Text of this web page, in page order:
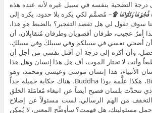
التضحية بنفسه في سبيل غيره لأنه عنده هذه
فُجُورَهَا وَتَقْوَاهَا ۩– مُصمَّم لكي يكره بلا حدود، يكره إلى
سوف تقول لي هل تقصد التفجير؟ بالضبط هو هذا،
أمرٌ عجيب، طرفان أقصويان وطرفان مُتقابِلان، أن
أن أُضحي نفسي في سبيلكم وفي سبيلكَ وفي سبيلكِ،
وأن أكره إلى درجة أن أقتل نفسي من أجل أن
وأنت لا تختار الموت، أف هل هذا إنسان وهل هذا
الأنبياء، هذا إنسان موسى وعيسى ومحمد، وهو
حتى إنسان بوذا Buddha، هكذا علَّمه بوذا Buddha، هناك حكاية جميلة جداً
تتحدَّث بلسان فصيح أيضاً عن انبغاء مُعامَلة الخلق
التخفف من الهم الرسالي، لست مسئولاً عن إصلاح
مسئوليتك، هل فهمت؟ سأوضِّح المعنى، لا يُمكِن